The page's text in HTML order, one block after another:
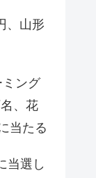
、山形
ング
、花
当たる
当選し